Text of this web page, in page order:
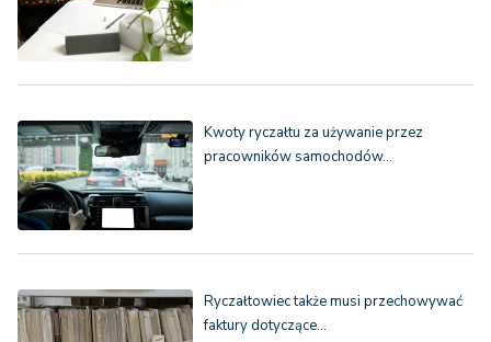
Kwoty ryczałtu za używanie przez
pracowników samochodów…
Ryczałtowiec także musi przechowywać
faktury dotyczące…